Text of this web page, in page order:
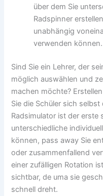
über dem Sie
Radspinner
unabhängig
verwenden können.
Sind Sie ein Lehrer, der
möglich auswählen und
machen möchte?
Sie die Schüler sich
Radsimulator ist der erste
unterschiedliche
können, pass away Sie
oder zusammenfallend
einer zufälligen Rotation
sichtbar, de uma sie
schnell dreht.